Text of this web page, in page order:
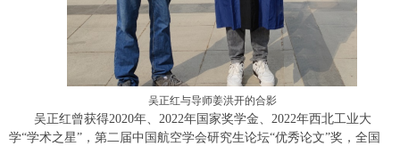
吴正红与导师姜洪开的合影
吴正红曾获得2020年、2022年国家奖学金、2022年西北工业大
学“学术之星”，第二届中国航空学会研究生论坛“优秀论文”奖，全国